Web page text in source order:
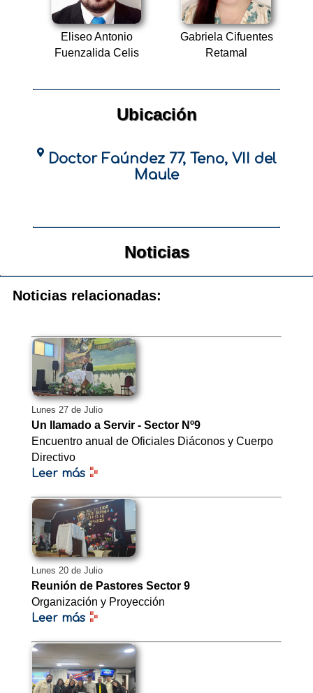
Eliseo Antonio
Fuenzalida Celis
Gabriela Cifuentes
Retamal
Ubicación
Doctor Faúndez 77, Teno, VII del
Maule
Noticias
Noticias relacionadas:
Lunes 27 de Julio
Un llamado a Servir - Sector Nº9
Encuentro anual de Oficiales Diáconos y Cuerpo
Directivo
Leer más
Lunes 20 de Julio
Reunión de Pastores Sector 9
Organización y Proyección
Leer más